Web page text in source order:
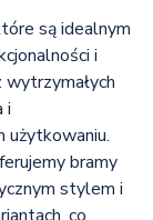
są idealnym
i
i
użytkowaniu.
bramy
stylem i